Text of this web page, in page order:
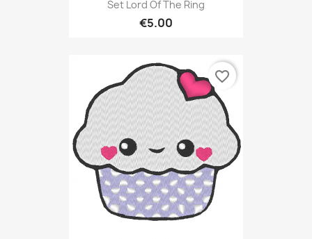
Set Lord Of The Ring
€5.00
favorite_border